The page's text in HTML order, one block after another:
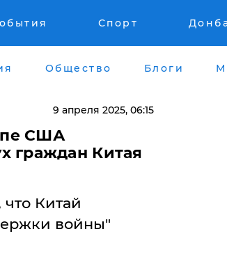
Спорт
Общество Блоги
9 апреля 2025, 06:15
США
граждан Китая
Китай
войны"